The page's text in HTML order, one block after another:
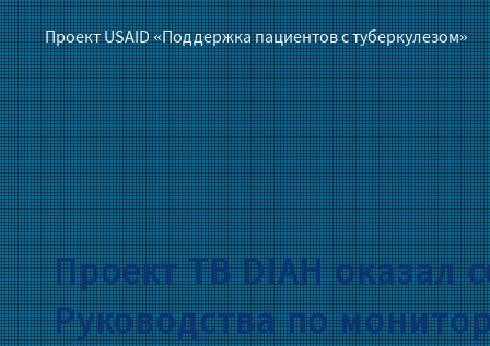
Проект USAID «Поддержка пациентов с туберкулезом»
Проект TB DIAH оказал
Руководства по